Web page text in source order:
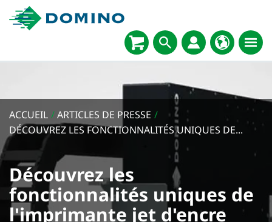
ACCUEIL /ARTICLES DE PRESSE /
DÉCOUVREZ LES FONCTIONNALITÉS UNIQUES DE...
Découvrez les
fonctionnalités uniques de
l'imprimante jet d'encre